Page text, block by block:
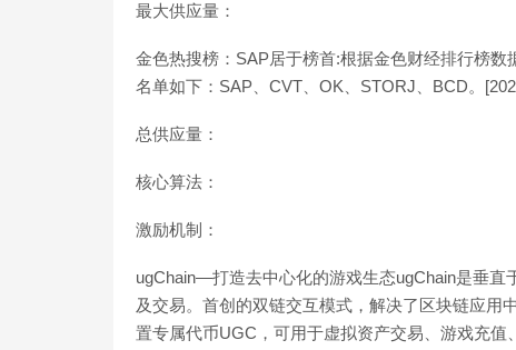
最大供应量：
金色热搜榜：SAP居于榜首:根据金色财经排行榜
名单如下：SAP、CVT、OK、STORJ、BCD。
总供应量：
核心算法：
激励机制：
ugChain—打造去中心化的游戏生态ugChain是垂
及交易。首创的双链交互模式，解决了区块链应用
置专属代币UGC，可用于虚拟资产交易、游戏充